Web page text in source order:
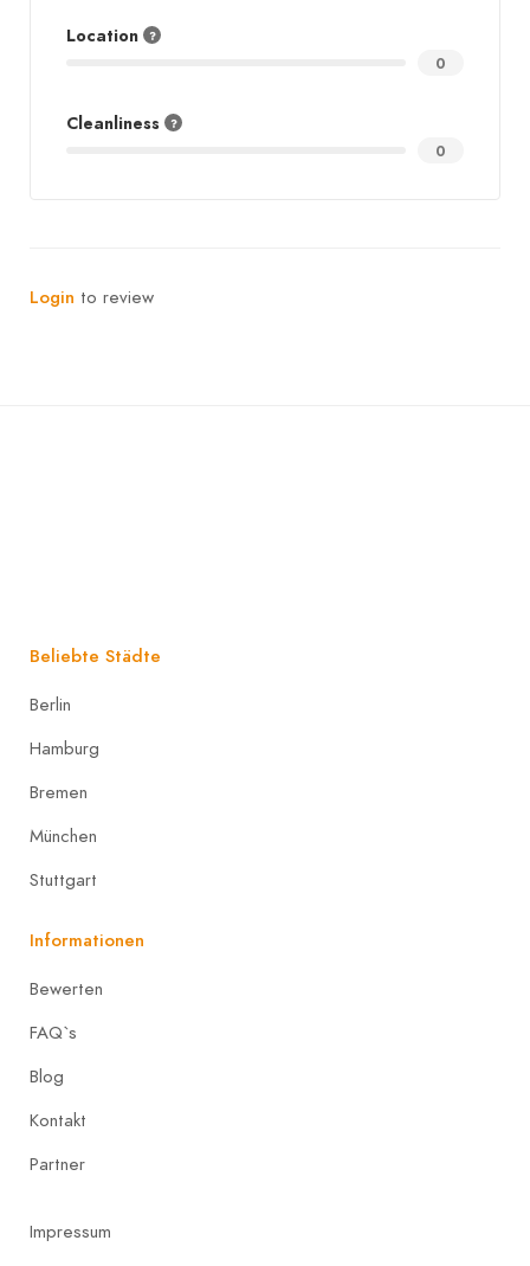
Location
0
Cleanliness
0
Login to review
Beliebte Städte
Berlin
Hamburg
Bremen
München
Stuttgart
Informationen
Bewerten
FAQ`s
Blog
Kontakt
Partner
Impressum